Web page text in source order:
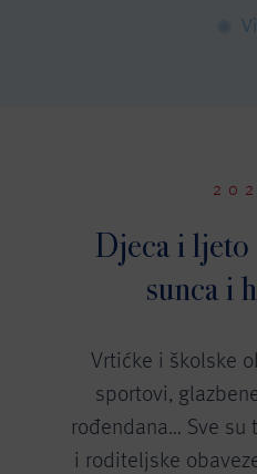
Djeca i ljeto
sunca i
Vrtićke i školske
sportovi,
rođendana… Sve su
i roditeljske